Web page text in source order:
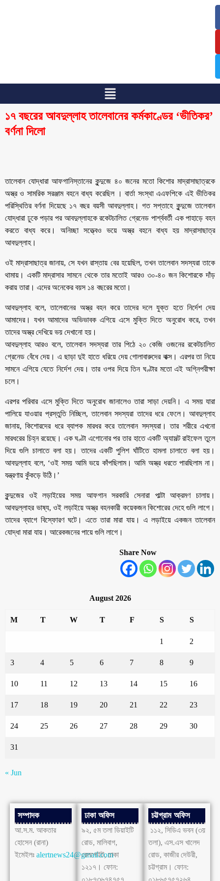
১৭ বছরের আবদুল্লাহ তালেবানের কর্মকাণ্ডের ‘ভীতিকর’
বর্ণনা দিলো
তালেবান যোদ্ধারা আফগানিস্তানের কুন্দুজে ৪০ জনের মতো কিশোর মাদ্রাসাছাত্রকে
অস্ত্র ও সামরিক সরঞ্জাম বহনে বাধ্য করেছিল । বার্তা সংস্থা এএফপিকে এই ভীতিকর
পরিস্থিতির বর্ণনা দিয়েছে ১৭ বছর বয়সী আবদুল্লাহ। গত সপ্তাহে কুন্দুজে তালেবান
যোদ্ধারা ঢুকে পড়ার পর আবদুল্লাহকে রকেটচালিত গ্রেনেড পার্শ্ববর্তী এক পাহাড়ে বহন
করতে বাধ্য করে। অনিচ্ছা সত্ত্বেও ভয়ে অস্ত্র বহনে বাধ্য হয় মাদ্রাসাছাত্র
আবদুল্লাহ।
ওই মাদ্রাসাছাত্র জানায়, সে যখন রাস্তায় বের হয়েছিল, তখন তালেবান সদস্যরা তাকে
থামায়। একটি মাদ্রাসার সামনে থেকে তার মতোই আরও ৩০-৪০ জন কিশোরকে দাঁড়
করায় তারা। এদের অনেকের বয়স ১৪ বছরের মতো।
আবদুল্লাহ বলে, তালেবানের অস্ত্র বহন করে তাদের দলে যুক্ত হতে নির্দেশ দেয়
আমাদের। যখন আমাদের অভিভাবক এগিয়ে এসে মুক্তি দিতে অনুরোধ করে, তখন
তাদের অস্ত্র দেখিয়ে ভয় দেখানো হয়।
আবদুল্লাহ আরও বলে, তালেবান সদস্যরা তার পিঠে ২০ কেজি ওজনের রকেটচালিত
গ্রেনেড বেঁধে দেয়। এ ছাড়া দুই হাতে ধরিয়ে দেয় গোলাবারুদের বাক্স। এরপর তা নিয়ে
সামনে এগিয়ে যেতে নির্দেশ দেয়। তার ওপর দিয়ে তিন ঘণ্টার মতো এই অগ্নিপরীক্ষা
চলে।
এরপর পরিবার এসে মুক্তি দিতে অনুরোধ জানালেও তারা সাড়া দেয়নি। এ সময় যারা
পালিয়ে যাওয়ার প্রস্তুতি নিচ্ছিল, তালেবান সদস্যরা তাদের ধরে ফেলে। আবদুল্লাহ
জানায়, কিশোরদের ধরে ব্যাপক মারধর করে তালেবান সদস্যরা। তার শরীরে এখনো
মারধরের চিহ্ন রয়েছে। এক ঘণ্টা এগোনোর পর তার হাতে একটি অ্যাসল্ট রাইফেল তুলে
দিয়ে গুলি চালাতে বলা হয়। তাদের একটি পুলিশ ঘাঁটিতে হামলা চালাতে বলা হয়।
আবদুল্লাহ বলে, ‘ওই সময় আমি ভয়ে কাঁপছিলাম। আমি অস্ত্র ধরতে পারছিলাম না।
যন্ত্রণায় কুঁকড়ে উঠি।’
কুন্দুজের ওই লড়াইয়ের সময় আফগান সরকারি সেনারা পাল্টা আক্রমণ চালায়।
আবদুল্লাহর ভাষ্য, ওই লড়াইয়ে অস্ত্র বহনকারী কয়েকজন কিশোরের দেহে গুলি লাগে।
তাদের ব্যাগে বিস্ফোরণ ঘটে। এতে তারা মারা যায়। এ লড়াইয়ে একজন তালেবান
যোদ্ধা মারা যায়। আরেকজনের পায়ে গুলি লাগে।
Share Now
August 2026
M T W T F S S
1 2
3 4 5 6 7 8 9
10 11 12 13 14 15 16
17 18 19 20 21 22 23
24 25 26 27 28 29 30
31
« Jun
সম্পাদক
আ.স.ম. আকতার
হোসেন (রানা)
ইমেইলঃ alertnews24@gmail.com
ঢাকা অফিস
৯২, ৫ম তলা ডিয়াইটি
রোড, মালিবাগ,
রেলগেইট, ঢাকা
১২১৭। ফোন:
০১৮৭৩৬৭৪৭৫৭
চট্টগ্রাম অফিস
১১২, সিডিএ ভবন (৩য়
তলা), এস.এস খালেদ
রোড, কাজীর দেউরী,
চট্টগ্রাম। ফোন:
০১৮৬৫৭৫৭২৬৪